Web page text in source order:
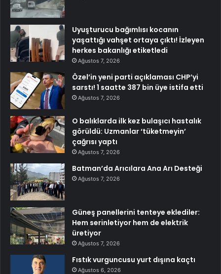
Uyuşturucu bağımlısı kocanın
yaşattığı vahşet ortaya çıktı! İzleyen
herkes bakanlığı etiketledi
Ağustos 7, 2026
Özel’in yeni parti açıklaması CHP’yi
sarstı! 1 saatte 387 bin üye istifa etti
Ağustos 7, 2026
O balıklarda ilk kez bulaşıcı hastalık
görüldü: Uzmanlar ‘tüketmeyin’
çağrısı yaptı
Ağustos 7, 2026
Batman’da Arıcılara Ana Arı Desteği
Ağustos 7, 2026
Güneş panellerini tenteye eklediler:
Hem serinletiyor hem de elektrik
üretiyor
Ağustos 7, 2026
Fıstık vurguncusu yurt dışına kaçtı
Ağustos 6, 2026